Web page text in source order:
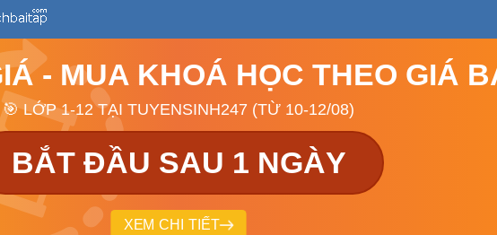
- MUA KHOÁ HỌC THEO GIÁ
🎯 LỚP 1-12 TẠI TUYENSINH247 (TỪ 10-12/08)
BẮT ĐẦU SAU 1 NGÀY
XEM CHI TIẾT